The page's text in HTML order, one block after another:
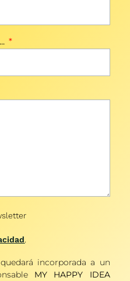
.
incorporada a un
MY HAPPY IDEA